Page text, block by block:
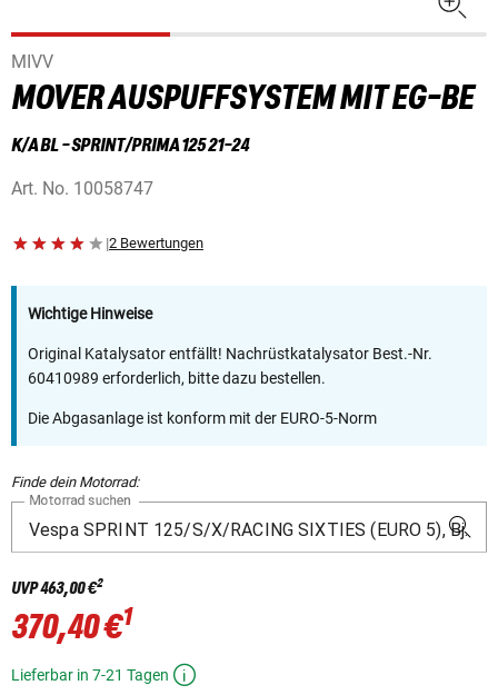
MIVV
MOVER AUSPUFFSYSTEM MIT EG-BE
K/A BL - SPRINT/PRIMA 125 21-24
Art. No. 10058747
|2 Bewertungen
Wichtige Hinweise
Original Katalysator entfällt! Nachrüstkatalysator Best.-Nr.
60410989 erforderlich, bitte dazu bestellen.
Die Abgasanlage ist konform mit der EURO-5-Norm
Finde dein Motorrad:
Motorrad suchen
UVP463,00 €2
370,40 €1
Lieferbar in 7-21 Tagen